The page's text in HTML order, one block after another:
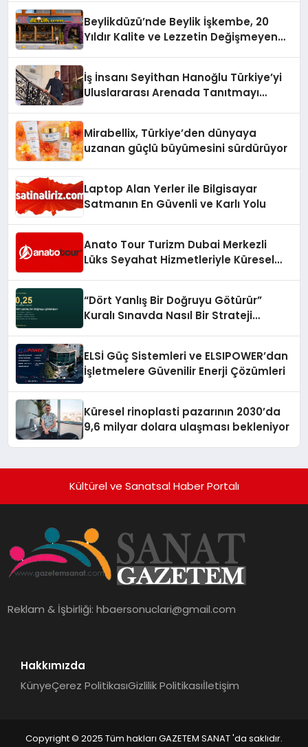
Hayata Geçirecek
Beylikdüzü’nde Beylik İşkembe, 20
Yıldır Kalite ve Lezzetin Değişmeyen
İş İnsanı Seyithan Hanoğlu Türkiye’yi
Uluslararası Arenada Tanıtmayı
Mirabellix, Türkiye’den dünyaya
uzanan güçlü büyümesini sürdürüyor
Laptop Alan Yerler ile Bilgisayar
Satmanın En Güvenli ve Karlı Yolu
Anato Tour Turizm Dubai Merkezli
Lüks Seyahat Hizmetleriyle Küresel
“Dört Yanlış Bir Doğruyu Götürür”
Kuralı Sınavda Nasıl Bir Strateji
ELSİ Güç Sistemleri ve ELSIPOWER’dan
İşletmelere Güvenilir Enerji Çözümleri
Küresel rinoplasti pazarının 2030’da
9,6 milyar dolara ulaşması bekleniyor
Kültürel ve Sanatsal Haber Portalı
Reklam & İşbirliği:hbaersonuclari@gmail.com
Hakkımızda
KünyeÇerez PolitikasıGizlilik Politikasıİletişim
Copyright © 2025 Tüm hakları GAZETEM SANAT 'da saklıdır.